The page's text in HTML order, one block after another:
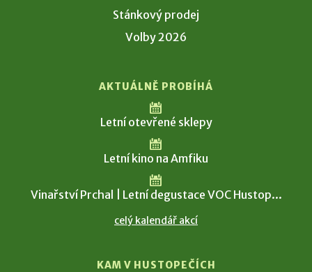
Stánkový prodej
Volby 2026
AKTUÁLNĚ PROBÍHÁ
Letní otevřené sklepy
Letní kino na Amfiku
Vinařství Prchal | Letní degustace VOC Hustop...
celý kalendář akcí
KAM V HUSTOPEČÍCH